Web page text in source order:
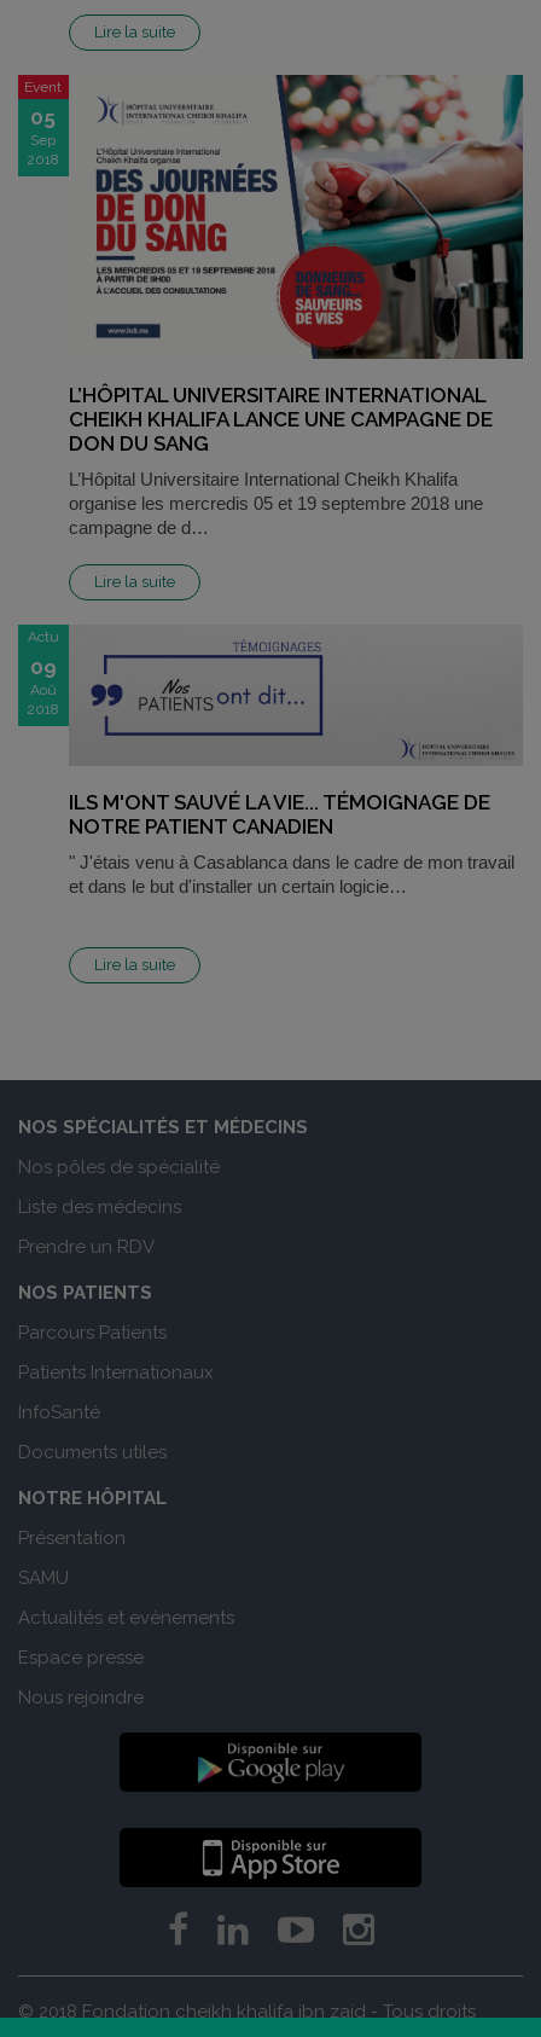
Lire la suite
Event
05
Sep
2018
L’HÔPITAL UNIVERSITAIRE INTERNATIONAL
CHEIKH KHALIFA LANCE UNE CAMPAGNE DE
DON DU SANG
L’Hôpital Universitaire International Cheikh Khalifa
organise les mercredis 05 et 19 septembre 2018 une
campagne de d…
Lire la suite
Actu
09
Aoû
2018
ILS M'ONT SAUVÉ LA VIE... TÉMOIGNAGE DE
NOTRE PATIENT CANADIEN
" J'étais venu à Casablanca dans le cadre de mon travail
et dans le but d'installer un certain logicie…
Lire la suite
NOS SPÉCIALITÉS ET MÉDECINS
Nos pôles de spécialité
Liste des médecins
Prendre un RDV
NOS PATIENTS
Parcours Patients
Patients Internationaux
InfoSanté
Documents utiles
NOTRE HÔPITAL
Présentation
SAMU
Actualités et evènements
Espace presse
Nous rejoindre
© 2018 Fondation cheikh khalifa ibn zaid - Tous droits